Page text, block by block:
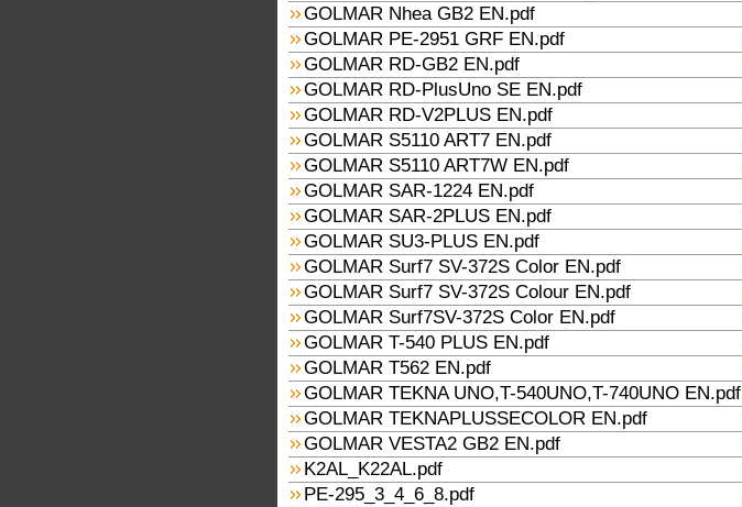
GOLMAR Nhea GB2 EN.pdf
GOLMAR PE-2951 GRF EN.pdf
GOLMAR RD-GB2 EN.pdf
GOLMAR RD-PlusUno SE EN.pdf
GOLMAR RD-V2PLUS EN.pdf
GOLMAR S5110 ART7 EN.pdf
GOLMAR S5110 ART7W EN.pdf
GOLMAR SAR-1224 EN.pdf
GOLMAR SAR-2PLUS EN.pdf
GOLMAR SU3-PLUS EN.pdf
GOLMAR Surf7 SV-372S Color EN.pdf
GOLMAR Surf7 SV-372S Colour EN.pdf
GOLMAR Surf7SV-372S Color EN.pdf
GOLMAR T-540 PLUS EN.pdf
GOLMAR T562 EN.pdf
GOLMAR TEKNA UNO,T-540UNO,T-740UNO EN.pdf
GOLMAR TEKNAPLUSSECOLOR EN.pdf
GOLMAR VESTA2 GB2 EN.pdf
K2AL_K22AL.pdf
PE-295_3_4_6_8.pdf